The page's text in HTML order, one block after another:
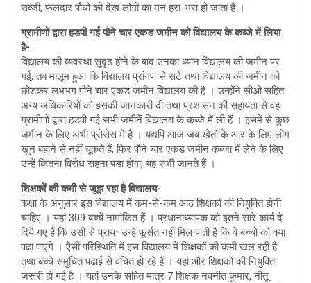
सब्जी, फलदार पौधों को देख लोगों का मन हरा-भरा हो जाता है ।
ग्रामीणों द्वारा हडपी गई पौने चार एकड जमीन को विद्यालय के कब्जे में लिया
है-
विद्यालय की व्यवस्था सुदृढ होने के बाद उनका ध्यान विद्यालय की जमीन पर
गई, तब मालूम हुआ कि विद्यालय प्रांगण से सटे तथा विद्यालय की जमीन को
छोडकर लभभग पौने चार एकड जमीन विद्यालय की है । उन्होंने सीओ सहित
अन्य अधिकारियों को इसकी जानकारी दी तथा प्रशासन की सहायता से वह
ग्रामीणों द्वारा हडपी गई सभी जमीनें विद्यालय के कब्जे में ली हैं । इसमें से कुछ
जमीन के लिए अभी प्रोसेस में है । यद्यपि आज जब खेतों के आर के लिए लोग
खून बहाने से नहीं चूकते हैं, फिर पौने चार एकड जमीन कब्जा में लेने के लिए
उन्हें कितना विरोध सहना पडा होगा, यह सभी जानते हैं ।
शिक्षकों की कमी से जूझ रहा है विद्यालय-
कक्षा के अनुसार इस विद्यालय में कम-से-कम आठ शिक्षकों की नियुक्ति होनी
चाहिए । यहां 309 बच्चें नामांकित हैं । प्रधानाध्यापक को इतने सारे कार्य दे
दिये गए हैं कि उसी से प्रायः उन्हें फूर्सत नहीं मिल पाती है कि वे बच्चों को क्या
पढा पाएंगे । ऐसी परिस्थिति में इस विद्यालय में शिक्षकों की कमी खल रही है
तथा बच्चे समुचित पढाई से वंचित हो रहे हैं । यहां और शिक्षकों की नियुक्ति
जरूरी हो गई है । यहां उनके सहित मात्र 7 शिक्षक नवनीत कुमार, नीतू